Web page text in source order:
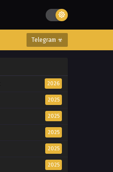
Telegram ☣
2026
2025
2025
2025
2025
2025